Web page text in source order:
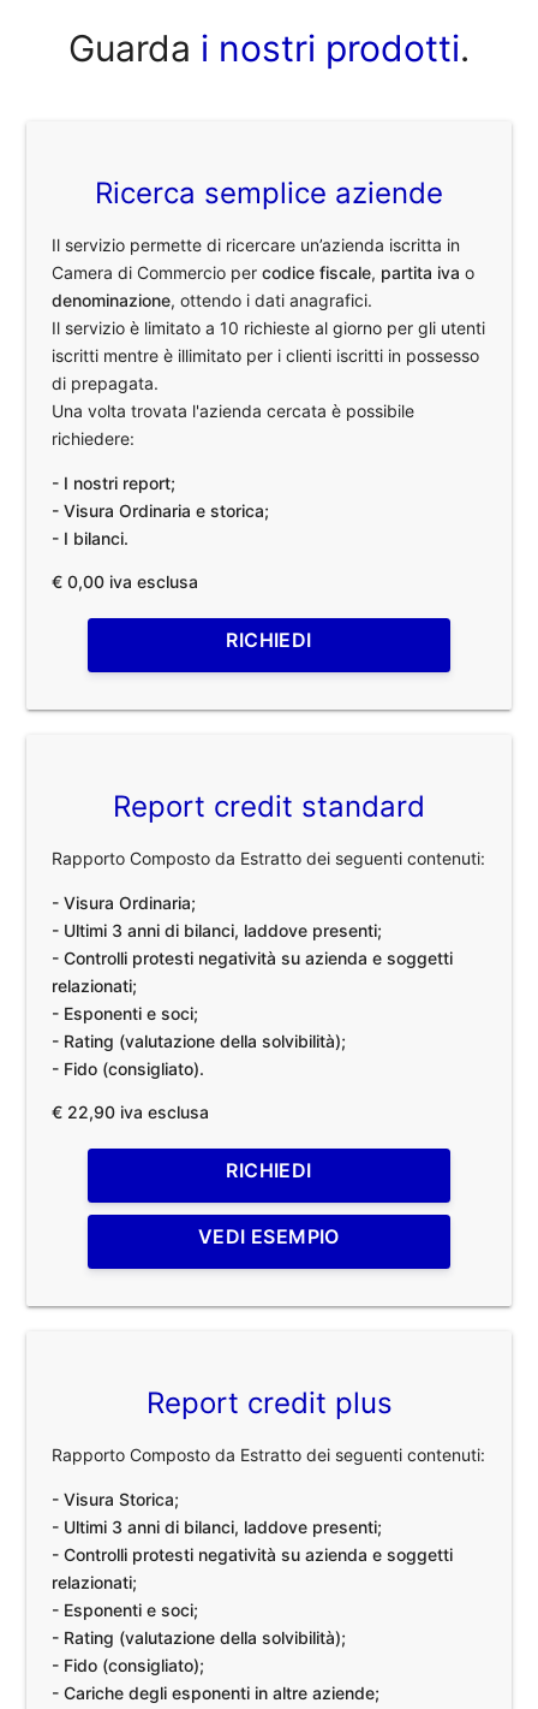
Guarda i nostri prodotti.
Ricerca semplice aziende
Il servizio permette di ricercare un’azienda iscritta in
Camera di Commercio percodice fiscale, partita iva o
denominazione, ottendo i dati anagrafici.
Il servizio è limitato a 10 richieste al giorno per gli utenti
iscritti mentre è illimitato per i clienti iscritti in possesso
di prepagata.
Una volta trovata l'azienda cercata è possibile
richiedere:
- I nostri report;
- Visura Ordinaria e storica;
- I bilanci.
€ 0,00 iva esclusa
RICHIEDI
Report credit standard
Rapporto Composto da Estratto dei seguenti contenuti:
- Visura Ordinaria;
- Ultimi 3 anni di bilanci, laddove presenti;
- Controlli protesti negatività su azienda e soggetti
relazionati;
- Esponenti e soci;
- Rating (valutazione della solvibilità);
- Fido (consigliato).
€ 22,90 iva esclusa
RICHIEDI
VEDI ESEMPIO
Report credit plus
Rapporto Composto da Estratto dei seguenti contenuti:
- Visura Storica;
- Ultimi 3 anni di bilanci, laddove presenti;
- Controlli protesti negatività su azienda e soggetti
relazionati;
- Esponenti e soci;
- Rating (valutazione della solvibilità);
- Fido (consigliato);
- Cariche degli esponenti in altre aziende;